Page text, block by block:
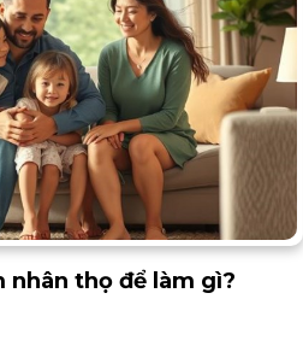
trăn trở của nhiều người
những quyết định quan trọng
như an ninh trong tương lai.
nhân thọ để làm gì?